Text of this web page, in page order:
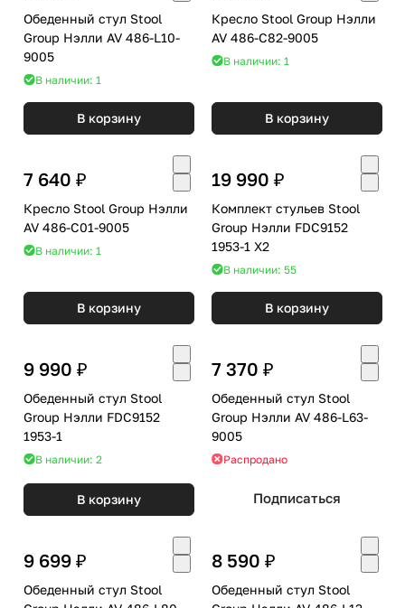
Обеденный стул Stool
Group Нэлли AV 486-L10-
9005
В наличии: 1
В корзину
Кресло Stool Group Нэлли
AV 486-C82-9005
В наличии: 1
В корзину
7 640 ₽
Кресло Stool Group Нэлли
AV 486-C01-9005
В наличии: 1
В корзину
19 990 ₽
Комплект стульев Stool
Group Нэлли FDC9152
1953-1 X2
В наличии: 55
В корзину
9 990 ₽
Обеденный стул Stool
Group Нэлли FDC9152
1953-1
В наличии: 2
В корзину
7 370 ₽
Обеденный стул Stool
Group Нэлли AV 486-L63-
9005
Распродано
Подписаться
9 699 ₽
Обеденный стул Stool
8 590 ₽
Обеденный стул Stool